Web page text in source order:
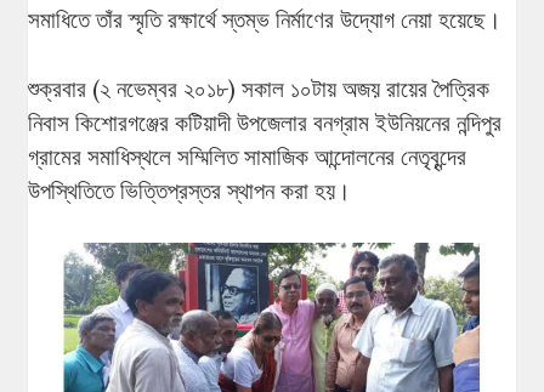
সমাধিতে তাঁর স্মৃতি রক্ষার্থে স্তম্ভ নির্মাণের উদ্যোগ নেয়া হয়েছে।
শুক্রবার (২ নভেম্বর ২০১৮) সকাল ১০টায় অজয় রায়ের পৈত্রিক
নিবাস কিশোরগঞ্জের কটিয়াদী উপজেলার বনগ্রাম ইউনিয়নের নন্দিপুর
গ্রামের সমাধিস্থলে সম্মিলিত সামাজিক আন্দোলনের নেতৃবৃন্দের
উপস্থিতিতে ভিত্তিপ্রস্তর স্থাপন করা হয়।